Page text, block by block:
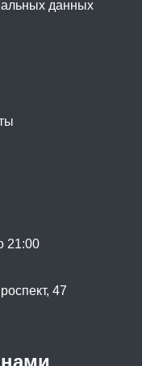
данных
21:00
47